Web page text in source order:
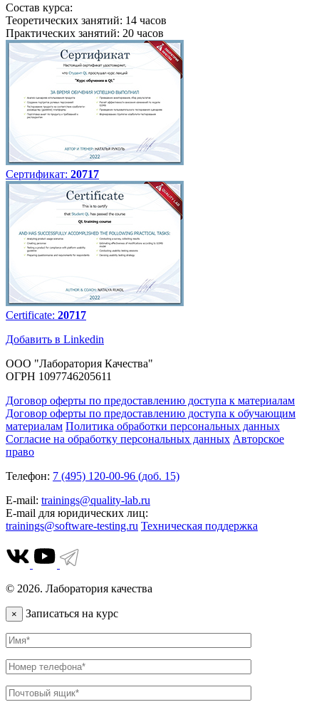
Состав курса:
Теоретических занятий: 14 часов
Практических занятий: 20 часов
Сертификат: 20717
Certificate: 20717
Добавить в Linkedin
ООО "Лаборатория Качества"
ОГРН 1097746205611
Договор оферты по предоставлению доступа к материалам
Договор оферты по предоставлению доступа к обучающим
материалам Политика обработки персональных данных
Согласие на обработку персональных данных Авторское
право
Телефон: 7 (495) 120-00-96 (доб. 15)
E-mail: trainings@quality-lab.ru
E-mail для юридических лиц:
trainings@software-testing.ru Техническая поддержка
© 2026. Лаборатория качества
× Записаться на курс